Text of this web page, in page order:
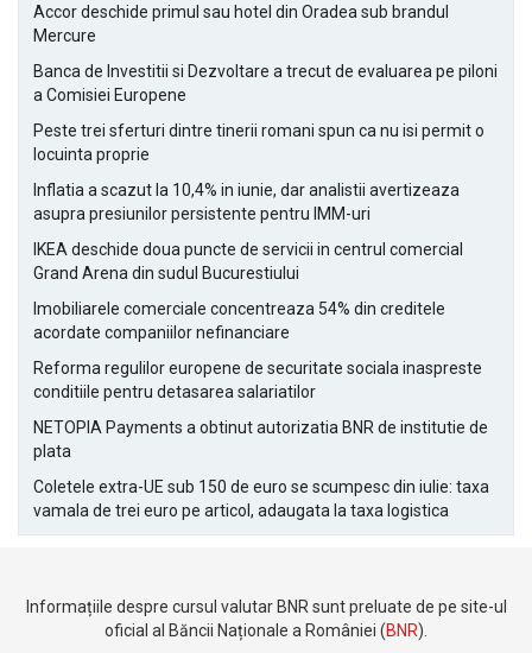
Accor deschide primul sau hotel din Oradea sub brandul
Mercure
Banca de Investitii si Dezvoltare a trecut de evaluarea pe piloni
a Comisiei Europene
Peste trei sferturi dintre tinerii romani spun ca nu isi permit o
locuinta proprie
Inflatia a scazut la 10,4% in iunie, dar analistii avertizeaza
asupra presiunilor persistente pentru IMM-uri
IKEA deschide doua puncte de servicii in centrul comercial
Grand Arena din sudul Bucurestiului
Imobiliarele comerciale concentreaza 54% din creditele
acordate companiilor nefinanciare
Reforma regulilor europene de securitate sociala inaspreste
conditiile pentru detasarea salariatilor
NETOPIA Payments a obtinut autorizatia BNR de institutie de
plata
Coletele extra-UE sub 150 de euro se scumpesc din iulie: taxa
vamala de trei euro pe articol, adaugata la taxa logistica
Informațiile despre cursul valutar BNR sunt preluate de pe site-ul
oficial al Băncii Naționale a României (BNR).